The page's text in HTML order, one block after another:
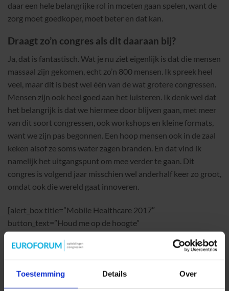
Toestemming Details Over
daar een hele belangrijke rol in moeten gaan spelen, want de
zorg moet goedkoper, moet beter en dat kan.
Draagt zo’n congres als dit daaraan bij?
Ja, dat is fantastisch. Wat je nu ziet eigenlijk is dat die mensen
massaal zijn gekomen, echt zo’n 800 mensen. Ik spreek heel
veel, maar dit is best wel één van de wat grotere congressen.
Mensen zijn ook heel goed aan het luisteren. Ik denk wel dat
het belangrijk is dat we hiermee door blijven gaan, met meer
van dit soort congressen, ook workshops en kleine formats,
want we zijn pas begonnen. Een hoop mensen ook in de zaal
keken alsof ze soms water zagen branden. En dat vind ik
namelijk het uitgangspunt om mee verder te gaan. Dit
congres is volgend jaar misschien wel anderhalf keer zo groot,
omdat ook die wereld gaat innoveren.
[alert_box title=”Mobile Healthcare 2017″
button_text=”Houd me op de hoogte”
de-hoogte/” icon=”e608″]Volgend jaar wordt Mobile
Healthcare georganiseerd op23 november 2017! Wilt u
Mobile Healthcare 2017 niet missen en als eerste op de
hoogte zijn van programma updates? Laat dan uw gegevens